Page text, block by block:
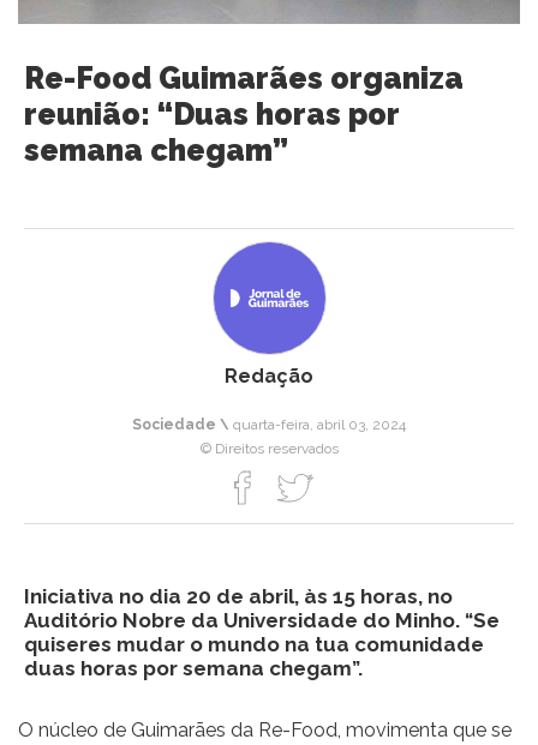
Re-Food Guimarães organiza
reunião: “Duas horas por
semana chegam”
Redação
Sociedade \ quarta-feira, abril 03, 2024
© Direitos reservados
Iniciativa no dia 20 de abril, às 15 horas, no
Auditório Nobre da Universidade do Minho. “Se
quiseres mudar o mundo na tua comunidade
duas horas por semana chegam”.
O núcleo de Guimarães da Re-Food, movimenta que se